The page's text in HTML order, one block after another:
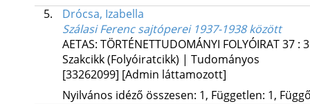
5.
Drócsa, Izabella
Szálasi Ferenc sajtóperei 1937-1938 között
AETAS: TÖRTÉNETTUDOMÁNYI FOLYÓIRAT37: 3
Szakcikk (Folyóiratcikk) | Tudományos
[33262099] [Admin láttamozott]
Nyilvános idéző összesen: 1, Független: 1,